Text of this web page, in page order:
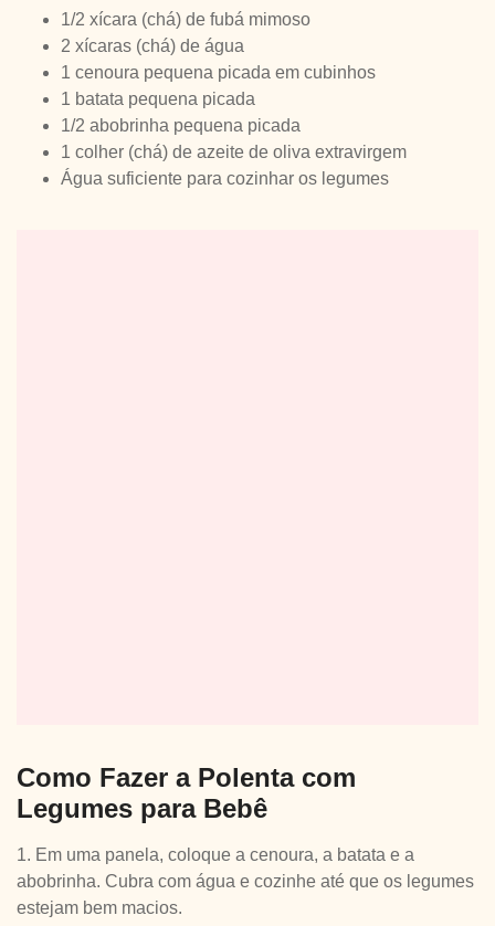
1/2 xícara (chá) de fubá mimoso
2 xícaras (chá) de água
1 cenoura pequena picada em cubinhos
1 batata pequena picada
1/2 abobrinha pequena picada
1 colher (chá) de azeite de oliva extravirgem
Água suficiente para cozinhar os legumes
Como Fazer a Polenta com
Legumes para Bebê
1. Em uma panela, coloque a cenoura, a batata e a
abobrinha. Cubra com água e cozinhe até que os legumes
estejam bem macios.